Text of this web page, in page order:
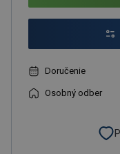
Doručenie
Osobný odber